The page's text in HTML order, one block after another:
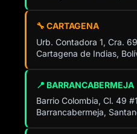
🔧 CARTAGENA
Urb. Contadora 1, Cra.
Cartagena de Indias,
📍 BARRANCABERMEJA
Barrio Colombia, Cl. 49
Barrancabermeja,